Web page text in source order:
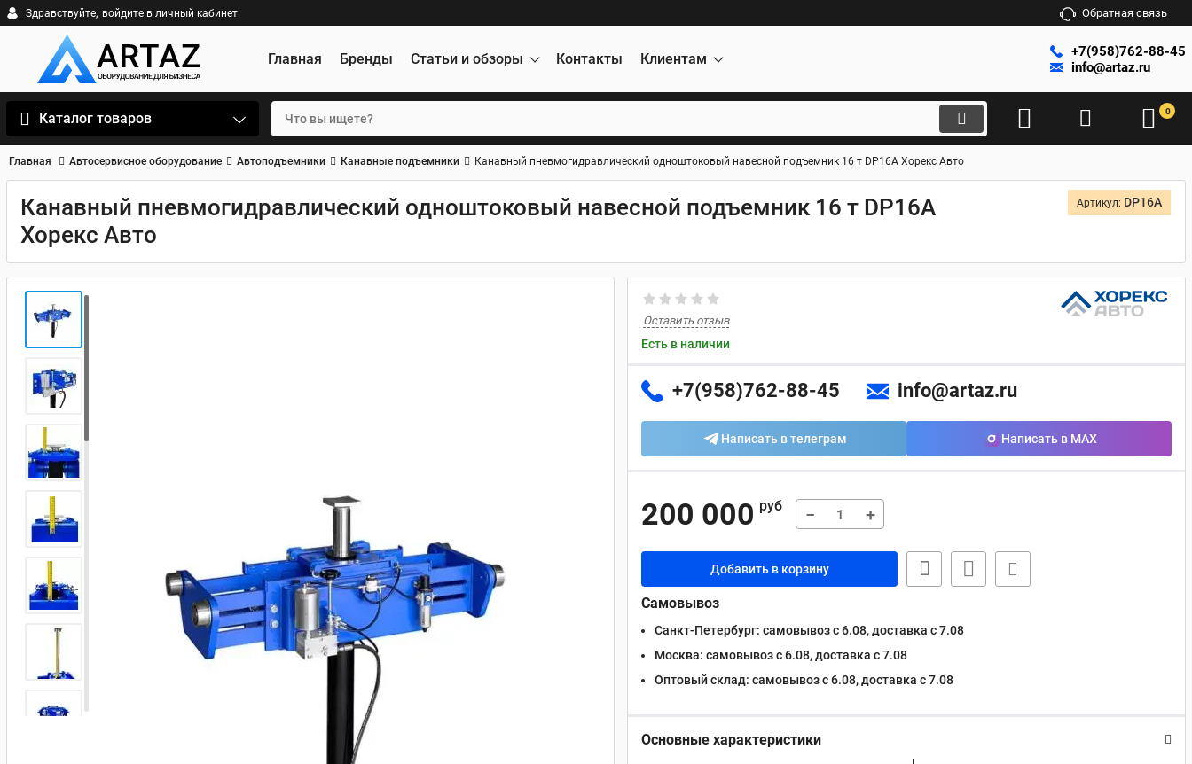
Здравствуйте, войдите в личный кабинет Обратная связь
Главная Бренды Статьи и обзоры Контакты Клиентам
+7(958)762-88-45
info@artaz.ru
Каталог товаров 0
Главная Автосервисное оборудование Автоподъемники Канавные подъемники Канавный пневмогидравлический одноштоковый навесной подъемник 16 т DP16A Хорекс Авто
Канавный пневмогидравлический одноштоковый навесной подъемник 16 т DP16A
Хорекс Авто
Артикул: DP16A
Оставить отзыв
Есть в наличии
+7(958)762-88-45 info@artaz.ru
Написать в телеграм Написать в MAX
200 000 руб − +
Добавить в корзину
Самовывоз
Санкт-Петербург: самовывоз с 6.08, доставка c 7.08
Москва: самовывоз с 6.08, доставка c 7.08
Оптовый склад: самовывоз с 6.08, доставка c 7.08
Основные характеристики